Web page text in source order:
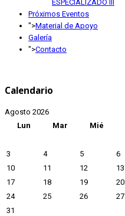
ESPECIALIZADO III
Próximos Eventos
">Material de Apoyo
Galería
">Contacto
Calendario
Agosto 2026
Lun
Mar Mié
3
4 5 6
10
11 12 13
17
18 19 20
24
25 26 27
31